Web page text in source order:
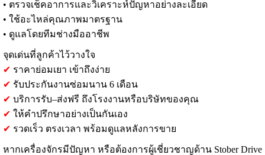
• ตรวจเช็คอาการและวิเคราะห์ปัญหาอย่างละเอียด
• ใช้อะไหล่คุณภาพมาตรฐาน
• ดูแลโดยทีมช่างมืออาชีพ
จุดเด่นที่ลูกค้าไว้วางใจ
✔ ราคาย่อมเยา เข้าถึงง่าย
✔ รับประกันงานซ่อมนาน 6 เดือน
✔ บริการรับ–ส่งฟรี ถึงโรงงานหรือบริษัทของคุณ
✔ ให้คำปรึกษาอย่างเป็นกันเอง
✔ รวดเร็ว ตรงเวลา พร้อมดูแลหลังการขาย
หากเครื่องจักรมีปัญหา หรือต้องการผู้เชี่ยวชาญด้าน Stober Drive